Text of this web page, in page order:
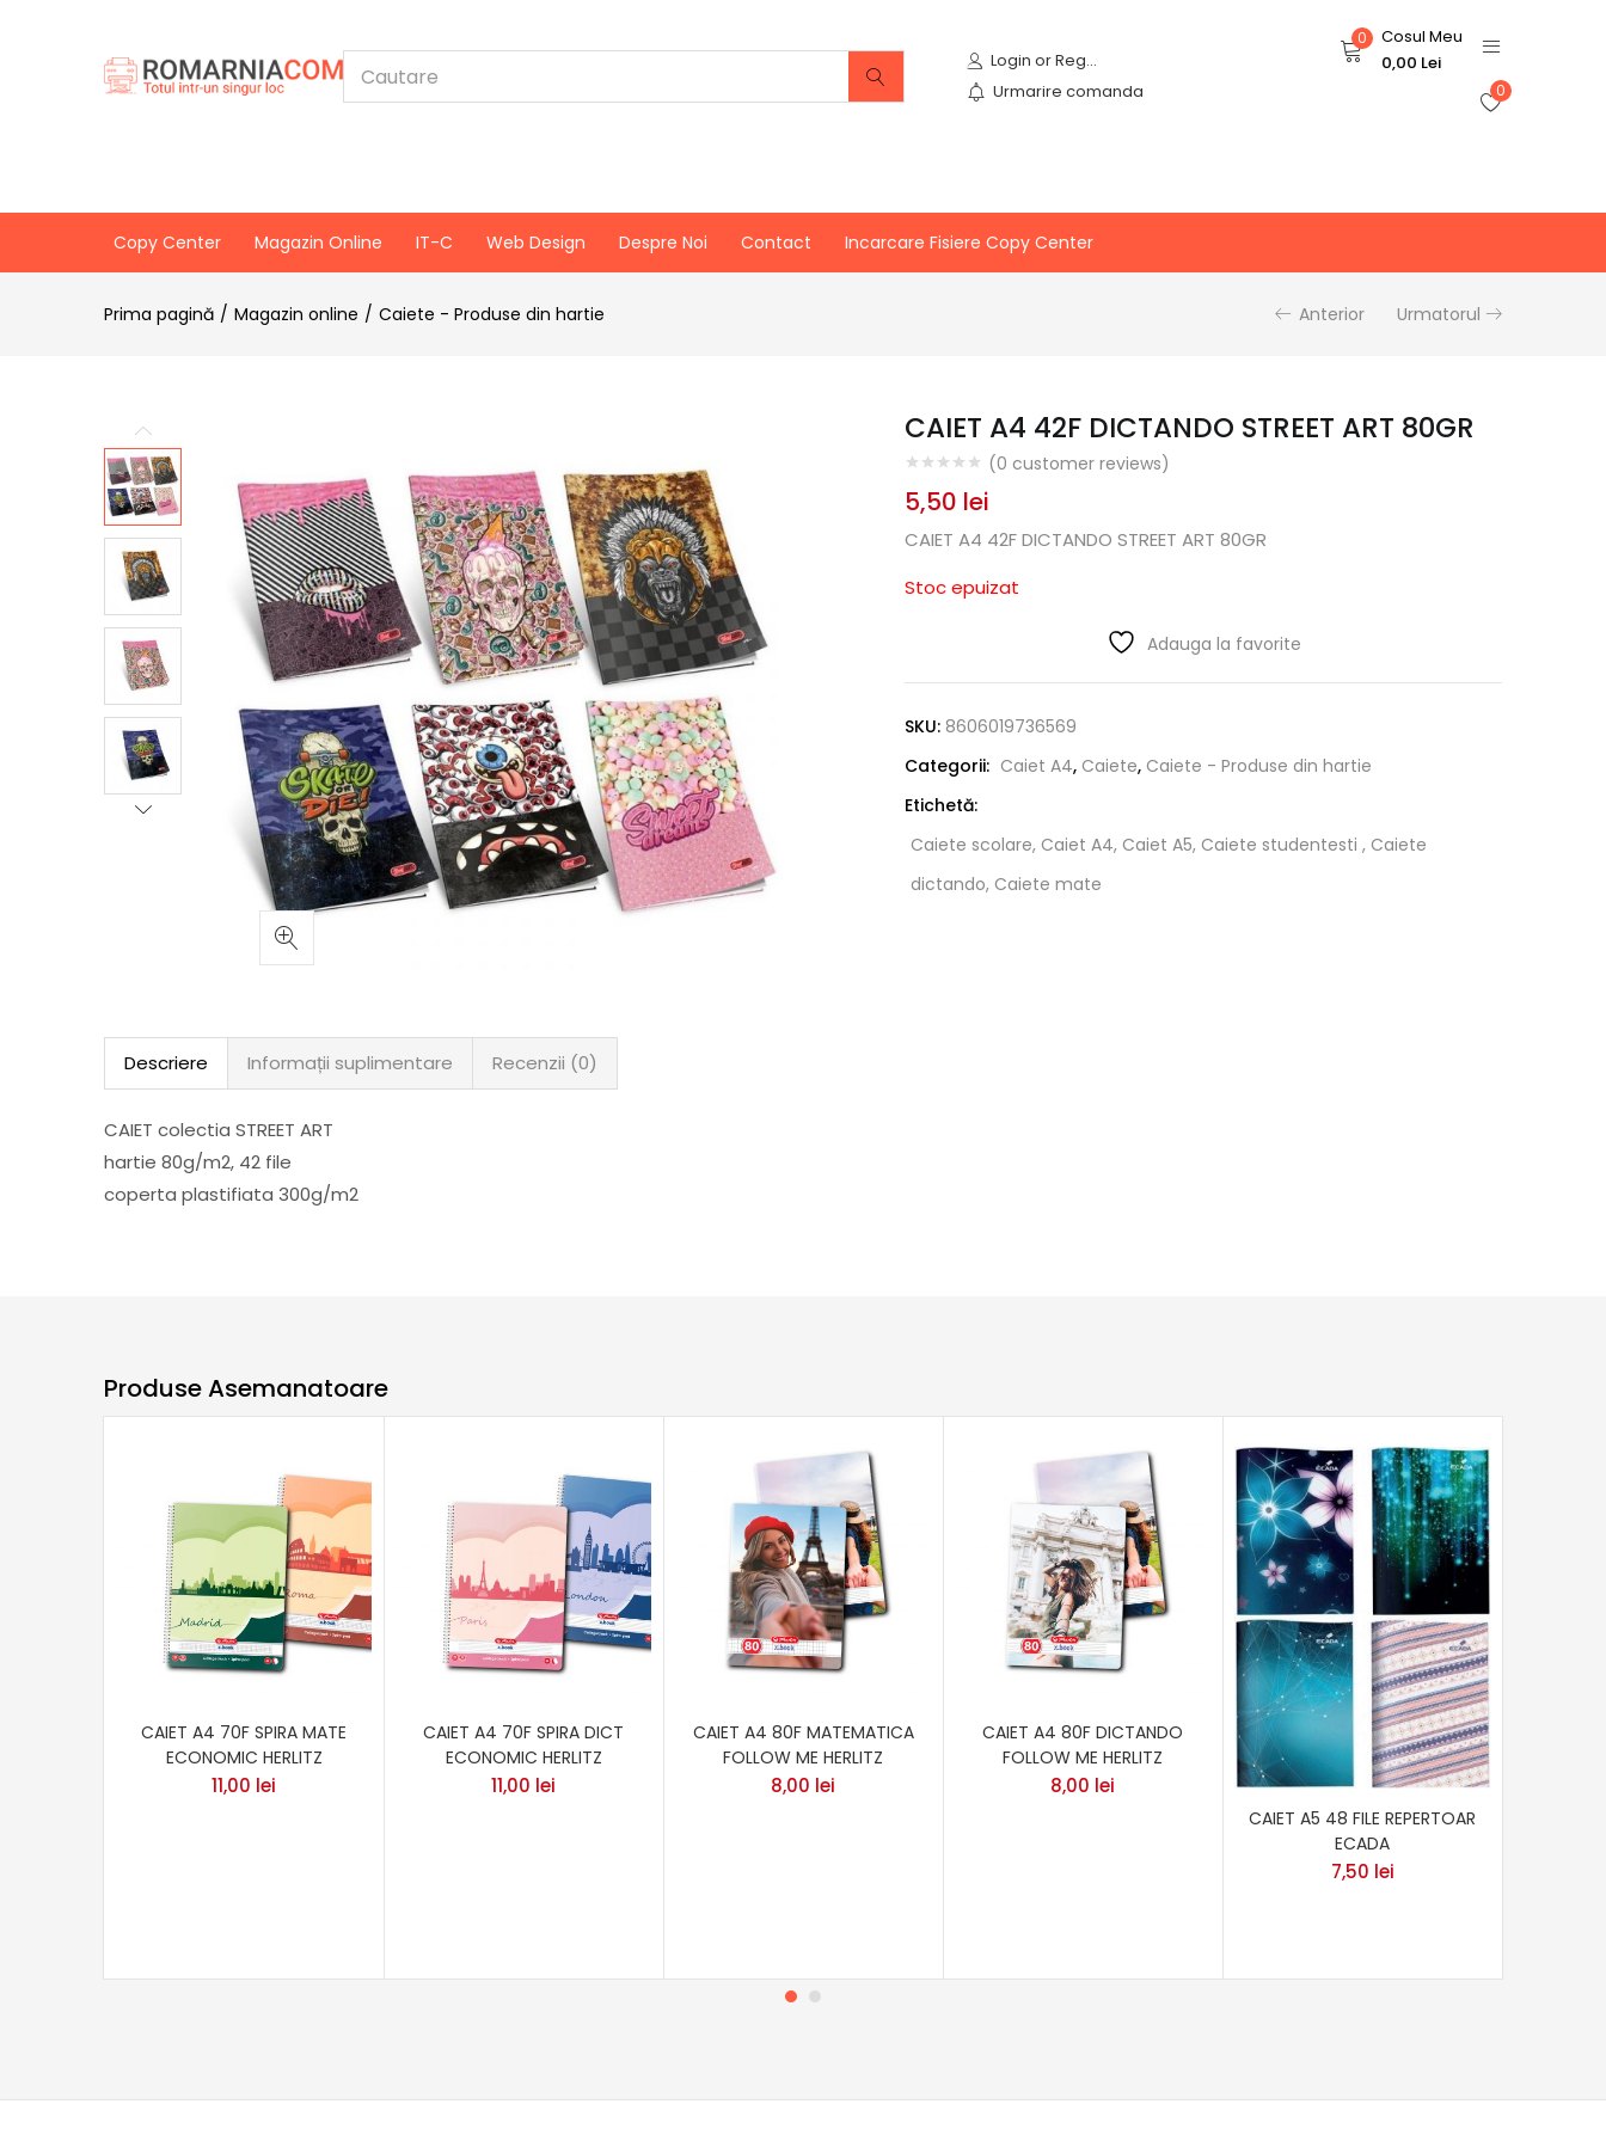
Login or Register
Urmarire comanda
0
Cosul Meu
0,00 Lei
0
Copy Center Magazin Online IT-C Web Design Despre Noi Contact Incarcare Fisiere Copy Center
Prima pagină Magazin online Caiete - Produse din hartie Anterior Urmatorul
CAIET A4 42F DICTANDO STREET ART 80GR
(0 customer reviews)
5,50 lei
CAIET A4 42F DICTANDO STREET ART 80GR
Stoc epuizat
Adauga la favorite
SKU: 8606019736569
Categorii: Caiet A4, Caiete, Caiete - Produse din hartie
Etichetă:
Caiete scolare, Caiet A4, Caiet A5, Caiete studentesti , Caiete
dictando, Caiete mate
Descriere Informații suplimentare Recenzii (0)
CAIET colectia STREET ART
hartie 80g/m2, 42 file
coperta plastifiata 300g/m2
Produse Asemanatoare
CAIET A4 70F SPIRA MATE
ECONOMIC HERLITZ
11,00 lei
CAIET A4 70F SPIRA DICT
ECONOMIC HERLITZ
11,00 lei
CAIET A4 80F MATEMATICA
FOLLOW ME HERLITZ
8,00 lei
CAIET A4 80F DICTANDO
FOLLOW ME HERLITZ
8,00 lei
CAIET A5 48 FILE REPERTOAR
ECADA
7,50 lei